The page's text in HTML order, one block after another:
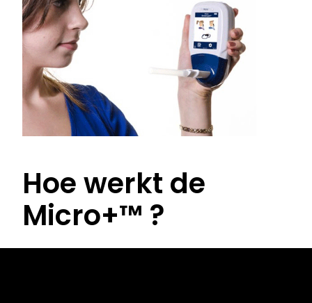
Hoe werkt de
Micro+™ ?